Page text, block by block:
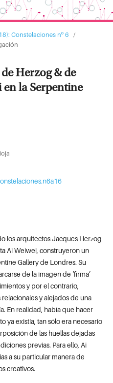
Constelaciones nº 6
/
Herzog & de
la Serpentine
los arquitectos Jacques Herzog
Ai Weiwei, construyeron un
Gallery de Londres. Su
de la imagen de ‘firma’
y por el contrario,
y alejados de una
En realidad, había que hacer
ya existía, tan sólo era necesario
de las huellas dejadas
previas. Para ello, Ai
a su particular manera de
creativos.